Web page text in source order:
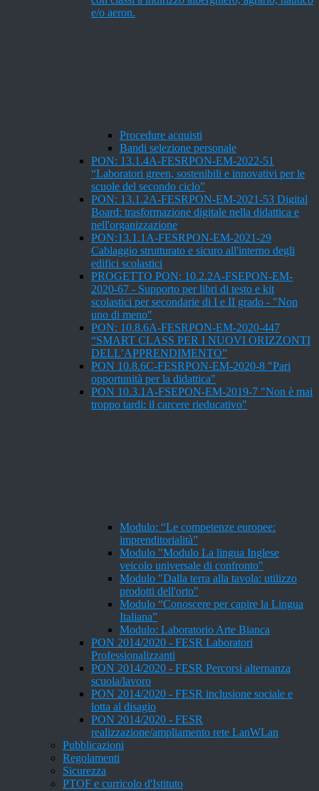
e/o aeron.
Procedure acquisti
Bandi selezione personale
PON: 13.1.4A-FESRPON-EM-2022-51
“Laboratori green, sostenibili e innovativi per le
scuole del secondo ciclo”
PON: 13.1.2A-FESRPON-EM-2021-53 Digital
Board: trasformazione digitale nella didattica e
nell'organizzazione
PON:13.1.1A-FESRPON-EM-2021-29
Cablaggio strutturato e sicuro all'interno degli
edifici scolastici
PROGETTO PON: 10.2.2A-FSEPON-EM-
2020-67 - Supporto per libri di testo e kit
scolastici per secondarie di I e II grado - "Non
uno di meno"
PON: 10.8.6A-FESRPON-EM-2020-447
“SMART CLASS PER I NUOVI ORIZZONTI
DELL’APPRENDIMENTO”
PON 10.8.6C-FESRPON-EM-2020-8 "Pari
opportunità per la didattica"
PON 10.3.1A-FSEPON-EM-2019-7 "Non è mai
troppo tardi: il carcere rieducativo"
Modulo: “Le competenze europee:
imprenditorialità”
Modulo "Modulo La lingua Inglese
veicolo universale di confronto"
Modulo "Dalla terra alla tavola: utilizzo
prodotti dell'orto"
Modulo “Conoscere per capire la Lingua
Italiana”
Modulo: Laboratorio Arte Bianca
PON 2014/2020 - FESR Laboratori
Professionalizzanti
PON 2014/2020 - FESR Percorsi alternanza
scuola/lavoro
PON 2014/2020 - FESR inclusione sociale e
lotta al disagio
PON 2014/2020 - FESR
realizzazione/ampliamento rete LanWLan
Pubblicazioni
Regolamenti
Sicurezza
PTOF e curricolo d'Istituto